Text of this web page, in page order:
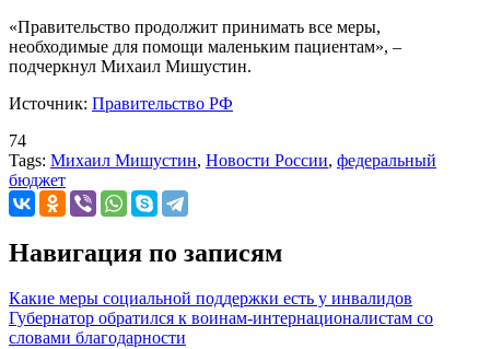
«Правительство продолжит принимать все меры,
необходимые для помощи маленьким пациентам», –
подчеркнул Михаил Мишустин.
Источник: Правительство РФ
74
Tags: Михаил Мишустин, Новости России, федеральный
бюджет
Навигация по записям
Какие меры социальной поддержки есть у инвалидов
Губернатор обратился к воинам-интернационалистам со
словами благодарности